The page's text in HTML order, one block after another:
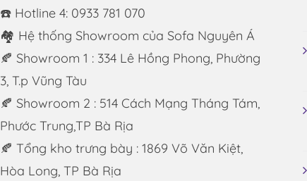
☎️ Hotline 4: 0933 781 070
🏘 Hệ thống Showroom của Sofa Nguyên Á
🍂 Showroom 1 : 334 Lê Hồng Phong, Phường
3, T.p Vũng Tàu
🍂 Showroom 2 : 514 Cách Mạng Tháng Tám,
Phước Trung,TP Bà Rịa
🍂 Tổng kho trưng bày : 1869 Võ Văn Kiệt,
Hòa Long, TP Bà Rịa